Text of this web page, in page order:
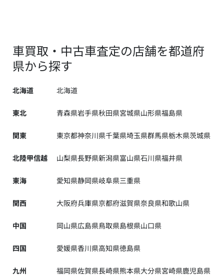
車買取・中古車査定の店舗を都道府
県から探す
北海道 北海道
東北 青森県岩手県秋田県宮城県山形県福島県
関東 東京都神奈川県千葉県埼玉県群馬県栃木県茨城県
北陸甲信越 山梨県長野県新潟県富山県石川県福井県
東海 愛知県静岡県岐阜県三重県
関西 大阪府兵庫県京都府滋賀県奈良県和歌山県
中国 岡山県広島県鳥取県島根県山口県
四国 愛媛県香川県高知県徳島県
九州 福岡県佐賀県長崎県熊本県大分県宮崎県鹿児島県